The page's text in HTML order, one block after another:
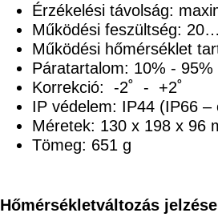
Érzékelési távolság:
Működési feszültség:
Működési hőmérséklet
Páratartalom: 10% - 95%
Korrekció: -2˚ - +2˚
IP védelem: IP44 (IP66
Méretek: 130 x 198 x 96
Tömeg: 651 g
Hőmérsékletváltozás jelzése